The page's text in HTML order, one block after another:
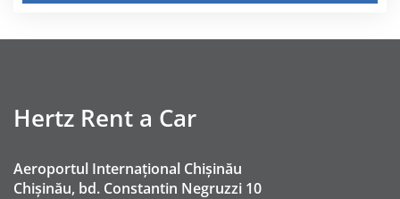
Hertz Rent a Car
Aeroportul Internațional Chișinău
Chișinău, bd. Constantin Negruzzi 10